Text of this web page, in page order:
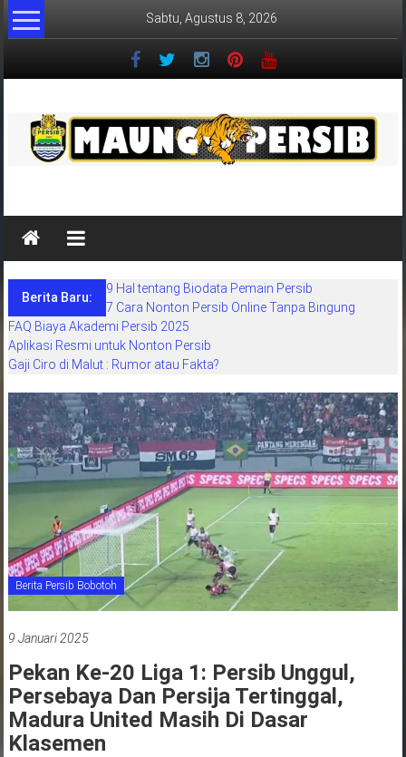
Lompat
ke
Sabtu, Agustus 8, 2026
Maung
Persib
situs
berita
khusus
sepakbola
bandung
jawa
barat
indonesia
Berita Baru:
9 Hal tentang Biodata Pemain Persib
7 Cara Nonton Persib Online Tanpa Bingung
FAQ Biaya Akademi Persib 2025
Aplikasi Resmi untuk Nonton Persib
Gaji Ciro di Malut : Rumor atau Fakta?
Berita Persib Bobotoh
9 Januari 2025
Pekan Ke-20 Liga 1: Persib Unggul,
Persebaya Dan Persija Tertinggal,
Madura United Masih Di Dasar
Klasemen